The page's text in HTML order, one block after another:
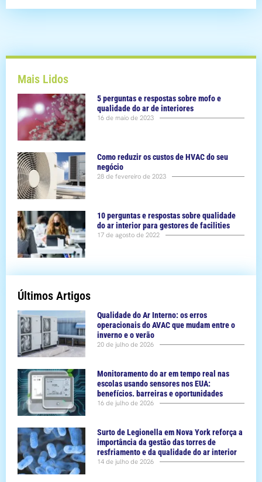
Mais Lidos
5 perguntas e respostas sobre mofo e
qualidade do ar de interiores
16 de maio de 2023
Como reduzir os custos de HVAC do seu
negócio
28 de fevereiro de 2023
10 perguntas e respostas sobre qualidade
do ar interior para gestores de facilities
17 de agosto de 2022
Últimos Artigos
Qualidade do Ar Interno: os erros
operacionais do AVAC que mudam entre o
inverno e o verão
20 de julho de 2026
Monitoramento do ar em tempo real nas
escolas usando sensores nos EUA:
benefícios. barreiras e oportunidades
16 de julho de 2026
Surto de Legionella em Nova York reforça a
importância da gestão das torres de
resfriamento e da qualidade do ar interior
14 de julho de 2026